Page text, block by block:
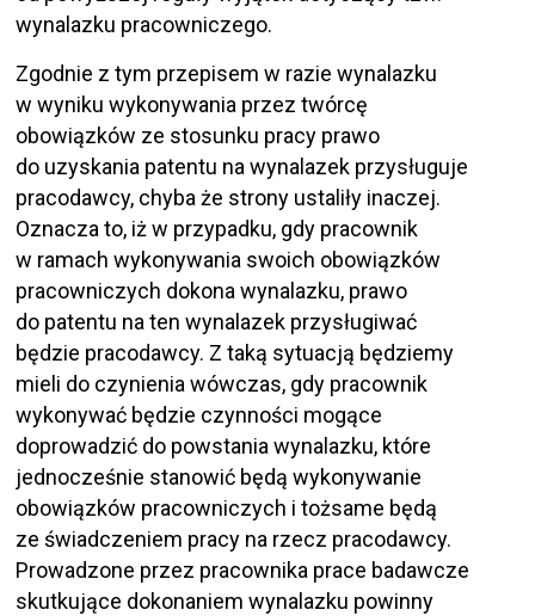
wynalazku pracowniczego.
Zgodnie z tym przepisem w razie wynalazku
w wyniku wykonywania przez twórcę
obowiązków ze stosunku pracy prawo
do uzyskania patentu na wynalazek przysługuje
pracodawcy, chyba że strony ustaliły inaczej.
Oznacza to, iż w przypadku, gdy pracownik
w ramach wykonywania swoich obowiązków
pracowniczych dokona wynalazku, prawo
do patentu na ten wynalazek przysługiwać
będzie pracodawcy. Z taką sytuacją będziemy
mieli do czynienia wówczas, gdy pracownik
wykonywać będzie czynności mogące
doprowadzić do powstania wynalazku, które
jednocześnie stanowić będą wykonywanie
obowiązków pracowniczych i tożsame będą
ze świadczeniem pracy na rzecz pracodawcy.
Prowadzone przez pracownika prace badawcze
skutkujące dokonaniem wynalazku powinny